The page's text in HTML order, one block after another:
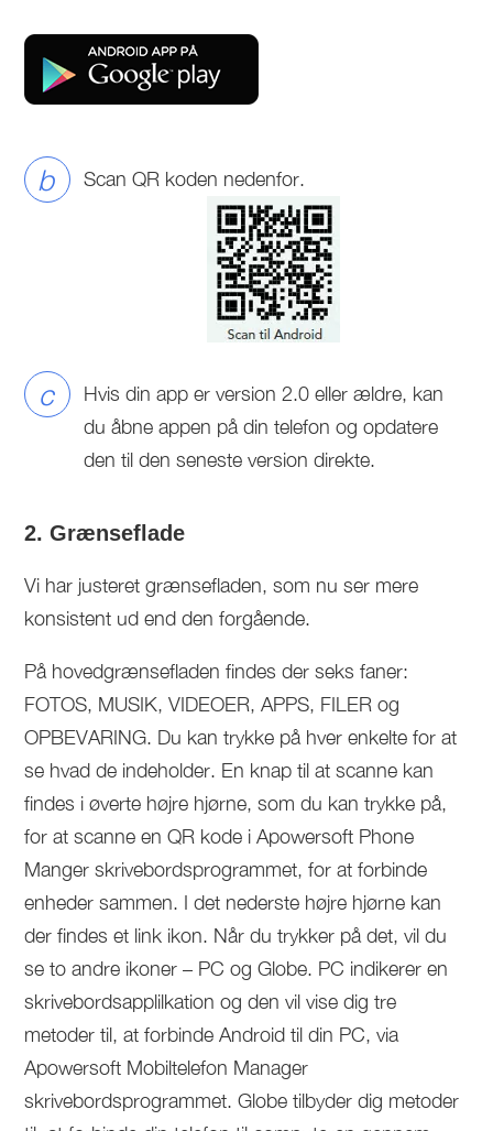
b Scan QR koden nedenfor.
c
Hvis din app er version 2.0 eller ældre, kan
du åbne appen på din telefon og opdatere
den til den seneste version direkte.
2. Grænseflade
Vi har justeret grænsefladen, som nu ser mere
konsistent ud end den forgående.
På hovedgrænsefladen findes der seks faner:
FOTOS, MUSIK, VIDEOER, APPS, FILER og
OPBEVARING. Du kan trykke på hver enkelte for at
se hvad de indeholder. En knap til at scanne kan
findes i øverte højre hjørne, som du kan trykke på,
for at scanne en QR kode i Apowersoft Phone
Manger skrivebordsprogrammet, for at forbinde
enheder sammen. I det nederste højre hjørne kan
der findes et link ikon. Når du trykker på det, vil du
se to andre ikoner – PC og Globe. PC indikerer en
skrivebordsapplilkation og den vil vise dig tre
metoder til, at forbinde Android til din PC, via
Apowersoft Mobiltelefon Manager
skrivebordsprogrammet. Globe tilbyder dig metoder